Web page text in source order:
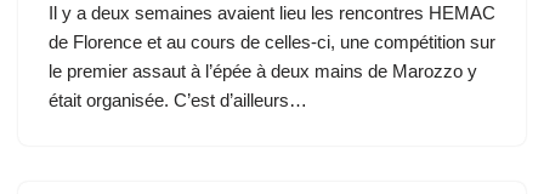
Il y a deux semaines avaient lieu les rencontres HEMAC
de Florence et au cours de celles-ci, une compétition sur
le premier assaut à l’épée à deux mains de Marozzo y
était organisée. C’est d’ailleurs…